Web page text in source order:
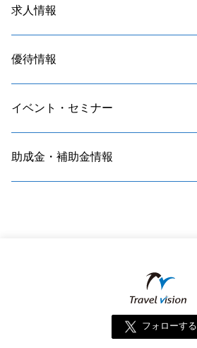
求人情報
優待情報
イベント・セミナー
助成金・補助金情報
フォローする